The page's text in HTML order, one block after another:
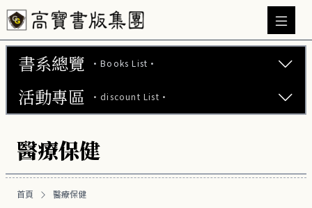
書系總覽 ·Books List·
文學小說 (737)
生活風格 (163)
商業財經 (101)
活動專區 ·discount List·
【2本75折】高寶小說系列全圖鑑書展
【2本7折】高寶小說系列全圖鑑書展
醫療保健
首頁 醫療保健